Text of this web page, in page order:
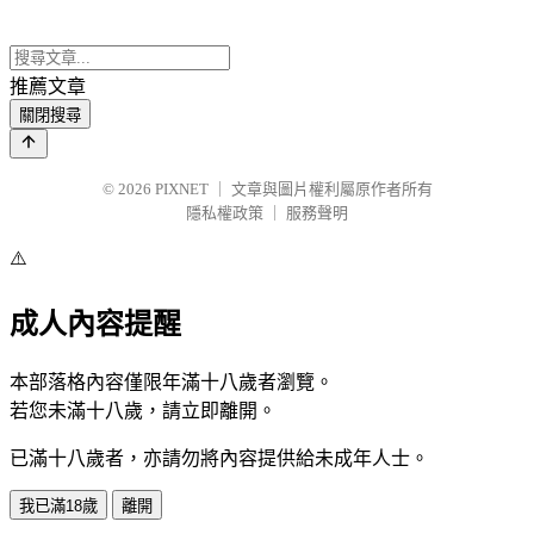
推薦文章
關閉搜尋
© 2026 PIXNET
文章與圖片權利屬原作者所有
隱私權政策
服務聲明
⚠️
成人內容提醒
本部落格內容僅限年滿十八歲者瀏覽。
若您未滿十八歲，請立即離開。
已滿十八歲者，亦請勿將內容提供給未成年人士。
我已滿18歲 離開